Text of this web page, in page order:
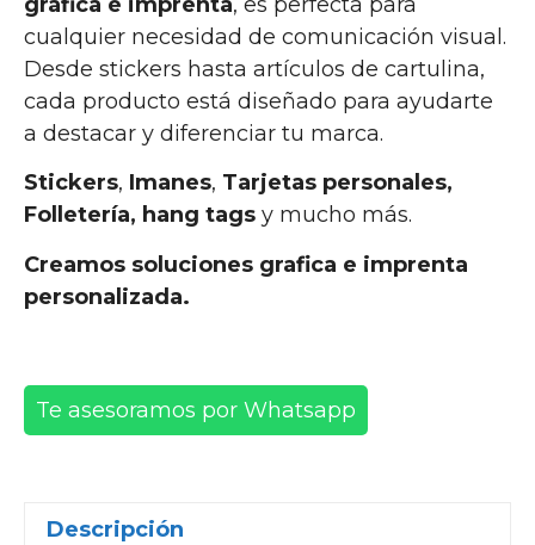
cualquier necesidad de comunicación visual.
Desde stickers hasta artículos de cartulina,
cada producto está diseñado para ayudarte
a destacar y diferenciar tu marca.
Stickers, Imanes, Tarjetas personales,
Folletería, hang tags y mucho más.
Creamos soluciones grafica e imprenta
personalizada.
Te asesoramos por Whatsapp
Descripción